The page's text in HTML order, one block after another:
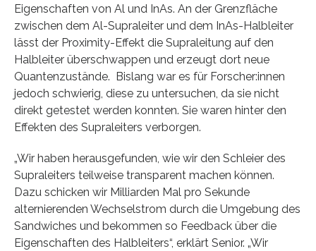
Eigenschaften von Al und InAs. An der Grenzfläche
zwischen dem Al-Supraleiter und dem InAs-Halbleiter
lässt der Proximity-Effekt die Supraleitung auf den
Halbleiter überschwappen und erzeugt dort neue
Quantenzustände. Bislang war es für Forscher:innen
jedoch schwierig, diese zu untersuchen, da sie nicht
direkt getestet werden konnten. Sie waren hinter den
Effekten des Supraleiters verborgen.
„Wir haben herausgefunden, wie wir den Schleier des
Supraleiters teilweise transparent machen können.
Dazu schicken wir Milliarden Mal pro Sekunde
alternierenden Wechselstrom durch die Umgebung des
Sandwiches und bekommen so Feedback über die
Eigenschaften des Halbleiters“, erklärt Senior. „Wir